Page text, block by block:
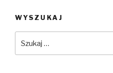
WYSZUKAJ